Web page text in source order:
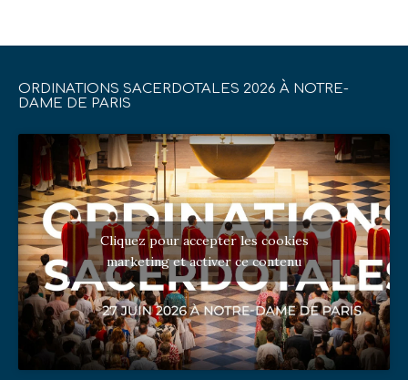
ORDINATIONS SACERDOTALES 2026 À NOTRE-
DAME DE PARIS
Cliquez pour accepter les cookies
marketing et activer ce contenu